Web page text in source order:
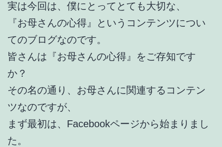
実は今回は、僕にとってとても大切な、
『お母さんの心得』というコンテンツについ
てのブログなのです。
皆さんは『お母さんの心得』をご存知です
か？
その名の通り、お母さんに関連するコンテン
ツなのですが、
まず最初は、Facebookページから始まりまし
た。